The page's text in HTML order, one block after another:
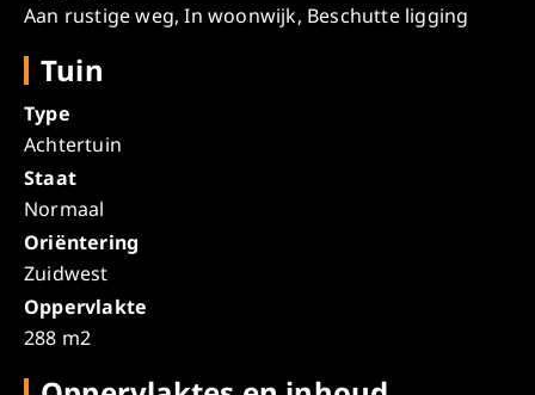
Aan rustige weg, In woonwijk, Beschutte ligging
Tuin
Type
Achtertuin
Staat
Normaal
Oriëntering
Zuidwest
Oppervlakte
288 m2